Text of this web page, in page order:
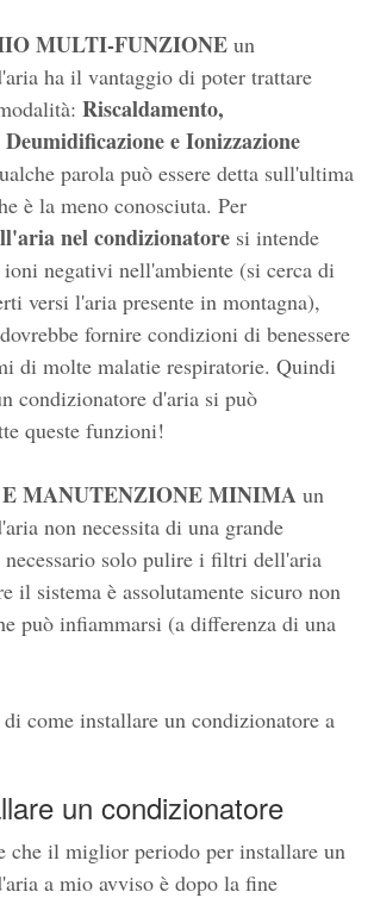
MULTI-FUNZIONE un
ha il vantaggio di poter trattare
Riscaldamento,
e Ionizzazione
parola può essere detta sull'ultima
è la meno conosciuta. Per
nel condizionatore si intende
negativi nell'ambiente (si cerca di
versi l'aria presente in montagna),
fornire condizioni di benessere
di molte malatie respiratorie. Quindi
condizionatore d'aria si può
queste funzioni!
MANUTENZIONE MINIMA un
non necessita di una grande
necessario solo pulire i filtri dell'aria
il sistema è assolutamente sicuro non
può infiammarsi (a differenza di una
di come installare un condizionatore a
un condizionatore
che il miglior periodo per installare un
a mio avviso è dopo la fine